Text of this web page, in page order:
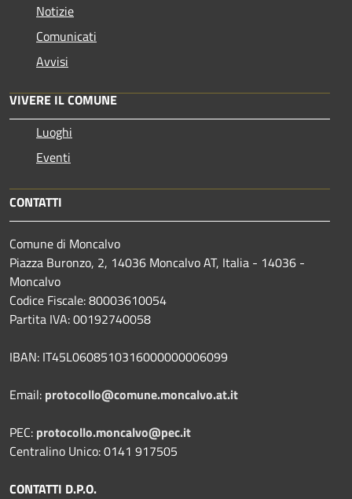
Notizie
Comunicati
Avvisi
VIVERE IL COMUNE
Luoghi
Eventi
CONTATTI
Comune di Moncalvo
Piazza Buronzo, 2, 14036 Moncalvo AT, Italia - 14036 -
Moncalvo
Codice Fiscale: 80003610054
Partita IVA: 00192740058
IBAN: IT45L0608510316000000006099
Email: protocollo@comune.moncalvo.at.it
PEC: protocollo.moncalvo@pec.it
Centralino Unico: 0141 917505
CONTATTI D.P.O.